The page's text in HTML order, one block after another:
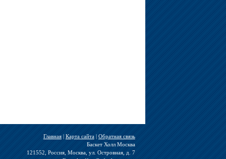
Главная| Карта сайта| Обратная связь
Баскет Холл Москва
121552, Россия, Москва, ул. Островная, д. 7